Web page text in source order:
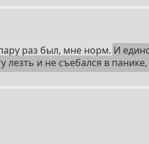
раз был, мне норм. И
и не съебался в панике,